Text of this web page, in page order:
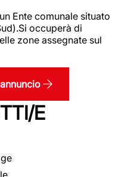
Ente comunale situato
occuperà di
zone assegnate sul
E